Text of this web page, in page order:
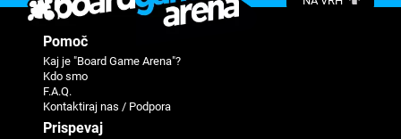
Pomoč
Kaj je "Board Game Arena"?
Kdo smo
F.A.Q.
Kontaktiraj nas / Podpora
Prispevaj